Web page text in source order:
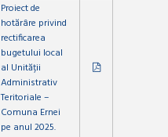
Proiect de
hotărâre privind
rectificarea
bugetului local
al Unității
Administrativ
Teritoriale –
Comuna Ernei
pe anul 2025.